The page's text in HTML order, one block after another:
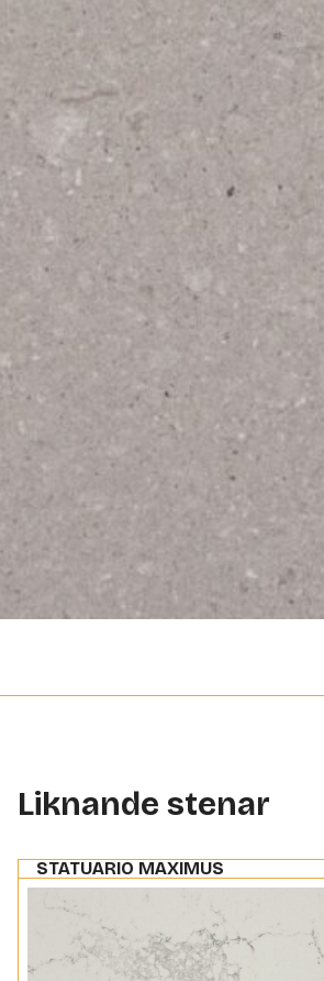
Liknande stenar
STATUARIO MAXIMUS